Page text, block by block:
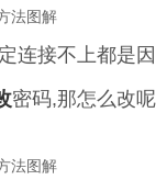
连接不上都是
密码,那怎么改